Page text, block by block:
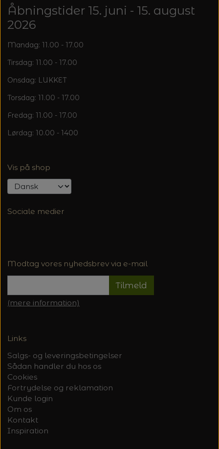
Åbningstider 15. juni - 15. august
2026
Mandag: 11.00 - 17.00
Tirsdag: 11.00 - 17.00
Onsdag: LUKKET
Torsdag: 11.00 - 17.00
Fredag: 11.00 - 17.00
Lørdag: 10.00 - 1400
Vis på shop
Sociale medier
Modtag vores nyhedsbrev via e-mail
Tilmeld
(mere information)
Links
Salgs- og leveringsbetingelser
Sådan handler du hos os
Cookies
Fortrydelse og reklamation
Kunde login
Om os
Kontakt
Inspiration